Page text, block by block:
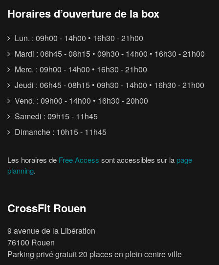
Horaires d’ouverture de la box
Lun. : 09h00 - 14h00 • 16h30 - 21h00
Mardi : 06h45 - 08h15 • 09h30 - 14h00 • 16h30 - 21h00
Merc. : 09h00 - 14h00 • 16h30 - 21h00
Jeudi : 06h45 - 08h15 • 09h30 - 14h00 • 16h30 - 21h00
Vend. : 09h00 - 14h00 • 16h30 - 20h00
Samedi : 09h15 - 11h45
Dimanche : 10h15 - 11h45
Les horaires de Free Access sont accessibles sur la page
planning.
CrossFit Rouen
9 avenue de la Libération
76100 Rouen
Parking privé gratuit 20 places en plein centre ville